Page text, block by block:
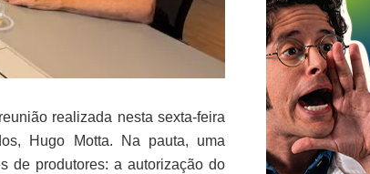
realizada nesta sexta-feira
Hugo Motta. Na pauta, uma
de produtores: a autorização do